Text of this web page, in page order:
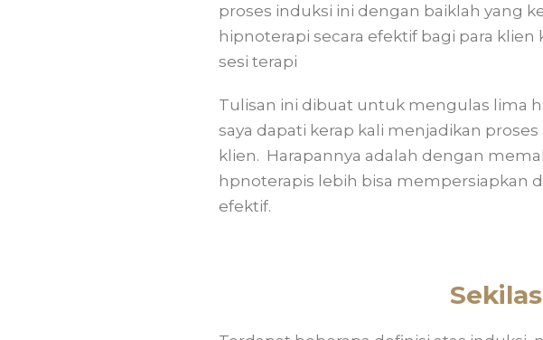
proses induksi ini dengan baiklah yang
hipnoterapi secara efektif bagi para
sesi terapi
Tulisan ini dibuat untuk mengulas lima
saya dapati kerap kali menjadikan
klien. Harapannya adalah dengan
hpnoterapis lebih bisa mempersiapkan
efektif.